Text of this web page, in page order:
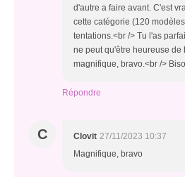
d'autre a faire avant. C'est
cette catégorie (120
tentations.<br /> Tu l'as
ne peut qu'être heureuse de
magnifique, bravo.<br />
Répondre
C Clovit 27/11/2023 10:37
Magnifique, bravo